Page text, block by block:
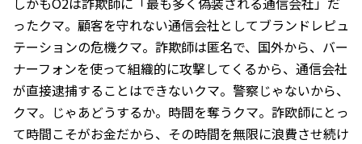
ったクマ。顧客を守れない通信会社としてブランドレピュ
テーションの危機クマ。詐欺師は匿名で、国外から、バー
ナーフォンを使って組織的に攻撃してくるから、通信会社
が直接逮捕することはできないクマ。警察じゃないから、
クマ。じゃあどうするか。時間を奪うクマ。詐欧師にとっ
て時間こそがお金だから、その時間を無限に浪費させ続け